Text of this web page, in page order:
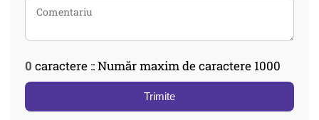
0 caractere :: Număr maxim de caractere 1000
Trimite